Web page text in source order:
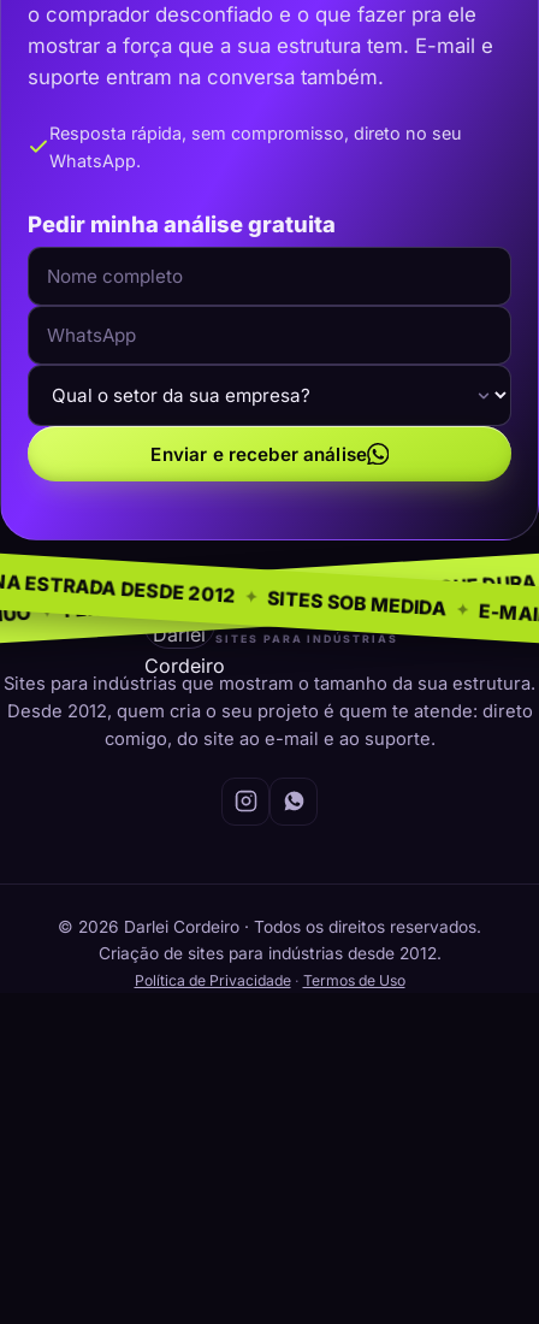
o comprador desconfiado e o que fazer pra ele
mostrar a força que a sua estrutura tem. E-mail e
suporte entram na conversa também.
Resposta rápida, sem compromisso, direto no seu
WhatsApp.
Pedir minha análise gratuita
Enviar e receber análise
INDÚSTRIAS ✦ PRESENÇA QUE DURA SEM
✦ NA ESTRADA DESDE 2012 ✦ SITES SOB
darleicordeiro
SITES PARA INDÚSTRIAS
Sites para indústrias que mostram o tamanho da sua estrutura.
Desde 2012, quem cria o seu projeto é quem te atende: direto
comigo, do site ao e-mail e ao suporte.
© 2026 Darlei Cordeiro · Todos os direitos reservados.
Criação de sites para indústrias desde 2012.
Política de Privacidade· Termos de Uso